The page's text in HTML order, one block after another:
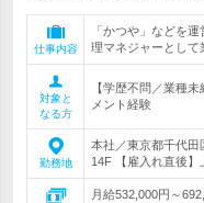
仕事内容
「かつや」などを
理マネジャーとして
対象と
なる方
【学歴不問／業種
メント経験
勤務地
本社／東京都千代田
14F 【雇入れ直後】
月給532,000円～